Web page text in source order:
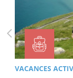
VACANCES